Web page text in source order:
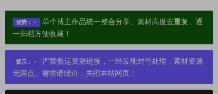
优势：
单个博主作品统一整合分享、素材高度去重复、逐
一归档方便收藏！
提示：
严禁搬运资源链接，一经发现封号处理，素材资源
无露点、需求请绕道，关闭本站网页！